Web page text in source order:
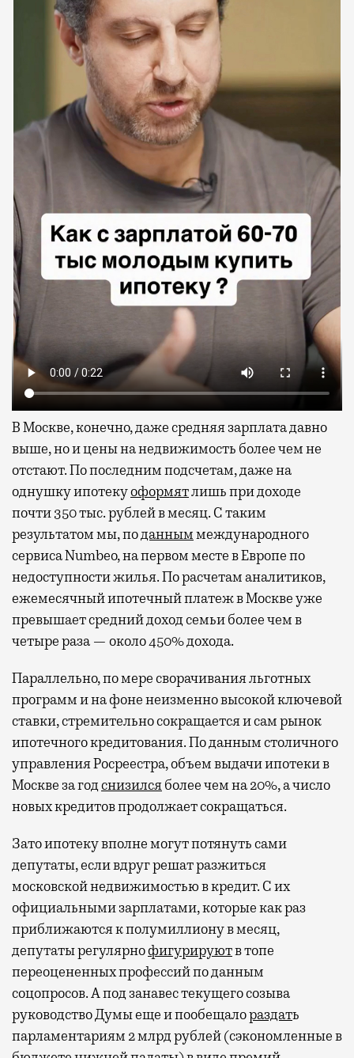
В Москве, конечно, даже средняя зарплата давно
выше, но и цены на недвижимость более чем не
отстают. По последним подсчетам, даже на
однушку ипотекуоформятлишь при доходе
почти 350 тыс. рублей в месяц. С таким
результатом мы, поданныммеждународного
сервиса Numbeo, на первом месте в Европе по
недоступности жилья. По расчетам аналитиков,
ежемесячный ипотечный платеж в Москве уже
превышает средний доход семьи более чем в
четыре раза — около 450% дохода.
Параллельно, по мере сворачивания льготных
программ и на фоне неизменно высокой ключевой
ставки, стремительно сокращается и сам рынок
ипотечного кредитования. По данным столичного
управления Росреестра, объем выдачи ипотеки в
Москве за годснизилсяболее чем на 20%, а число
новых кредитов продолжает сокращаться.
Зато ипотеку вполне могут потянуть сами
депутаты, если вдруг решат разжиться
московской недвижимостью в кредит. С их
официальными зарплатами, которые как раз
приближаются к полумиллиону в месяц,
депутаты регулярнофигурируютв топе
переоцененных профессий по данным
соцопросов. А под занавес текущего созыва
руководство Думы еще и пообещалораздать
парламентариям 2 млрд рублей (сэкономленные в